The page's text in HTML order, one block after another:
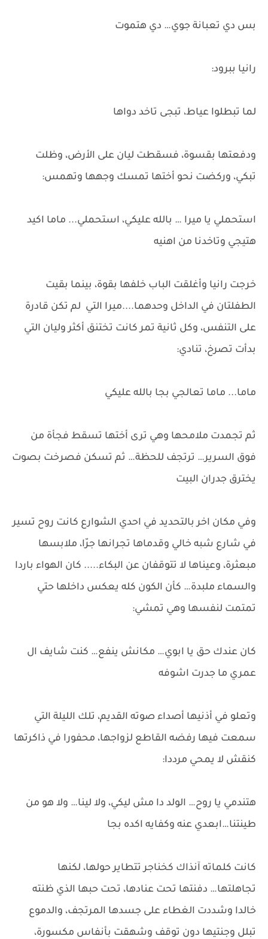
بس دي تعبانة جوي… دي هتموت
رانيا ببرود:
لما تبطلوا عياط، تبجى تاخد دواها
ودفعتها بقسوة، فسقطت ليان على الأرض، وظلت
تبكي، وركضت نحو أختها تمسك وجهها وتهمس:
استحملي يا ميرا … بالله عليكي، استحملي... ماما اكيد
هتيجي وتاخدنا من اهنيه
خرجت رانيا وأغلقت الباب خلفها بقوة، بينما بقيت
الطفلتان في الداخل وحدهما....ميرا التي لم تكن قادرة
على التنفس، وكل ثانية تمر كانت تختنق أكثر وليان التي
بدأت تصرخ، تنادي:
ماما... ماما تعالجي بجا بالله عليكي
ثم تجمدت ملامحها وهي ترى أختها تسقط فجأة من
فوق السرير… ترتجف للحظة… ثم تسكن فصرخت بصوت
يخترق جدران البيت
وفي مكان اخر بالتحديد في احدي الشوارع كانت روح تسير
في شارع شبه خالي وقدماها تجرانها جرّا، ملابسها
مبعثرة، وعيناها لا تتوقفان عن البكاء..... كان الهواء باردا
والسماء ملبدة… كأن الكون كله يعكس داخلها حتي
تمتمت لنفسها وهي تمشي:
كان عندك حق يا ابوي… مكانش ينفع… كنت شايف ال
عمري ما جدرت اشوفه
وتعلو في أذنيها أصداء صوته القديم، تلك الليلة التي
سمعت فيها رفضه القاطع لزواجها، محفورا في ذاكرتها
كنقش لا يمحي مرددا:
هتندمي يا روح… الولد دا مش ليكي، ولا لينا… ولا هو من
طينتنا…ابعدي عنه وكفايه اكده بجا
كانت كلماته آنذاك كخناجر تتطاير حولها، لكنها
تجاهلتها… دفنتها تحت عنادها، تحت حبها الذي ظنته
خالدا وشددت الغطاء على جسدها المرتجف، والدموع
تبلل وجنتيها دون توقف وشهقت بأنفاس مكسورة،